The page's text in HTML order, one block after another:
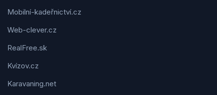
Mobilní-kadeřnictví.cz
Web-clever.cz
RealFree.sk
Kvízov.cz
Karavaning.net